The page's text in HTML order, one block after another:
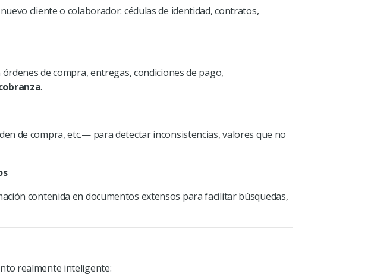
cliente o colaborador: cédulas de identidad, contratos,
de compra, entregas, condiciones de pago,
.
de compra, etc.— para detectar inconsistencias, valores que no
contenida en documentos extensos para facilitar búsquedas,
realmente inteligente: